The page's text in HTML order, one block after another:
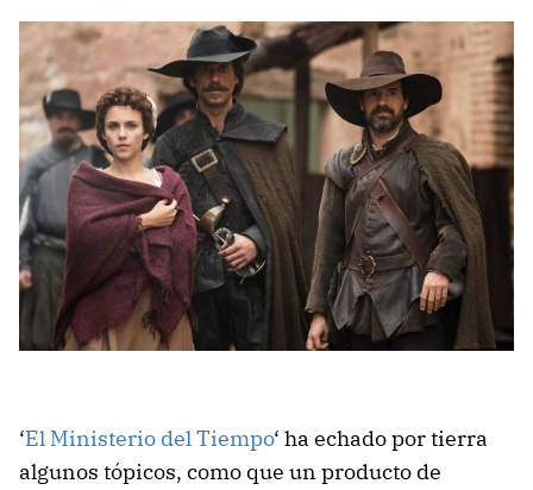
‘El Ministerio del Tiempo‘ ha echado por tierra
algunos tópicos, como que un producto de